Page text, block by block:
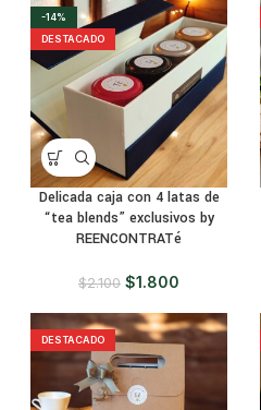
-14%
DESTACADO
Delicada caja con 4 latas de
“tea blends” exclusivos by
REENCONTRATé
$2.100 $1.800
DESTACADO